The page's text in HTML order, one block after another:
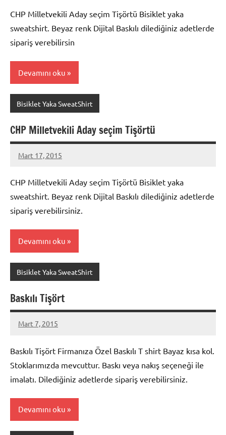
CHP Milletvekili Aday seçim Tişörtü Bisiklet yaka
sweatshirt. Beyaz renk Dijital Baskılı dilediğiniz adetlerde
sipariş verebilirsin
Devamını oku
Bisiklet Yaka SweatShirt
CHP Milletvekili Aday seçim Tişörtü
Mart 17, 2015
metindonmez
CHP Milletvekili Aday seçim Tişörtü Bisiklet yaka
sweatshirt. Beyaz renk Dijital Baskılı dilediğiniz adetlerde
sipariş verebilirsiniz.
Devamını oku
Bisiklet Yaka SweatShirt
Baskılı Tişört
Mart 7, 2015
metindonmez
Baskılı Tişört Firmanıza Özel Baskılı T shirt Bayaz kısa kol.
Stoklarımızda mevcuttur. Baskı veya nakış seçeneği ile
imalatı. Dilediğiniz adetlerde sipariş verebilirsiniz.
Devamını oku